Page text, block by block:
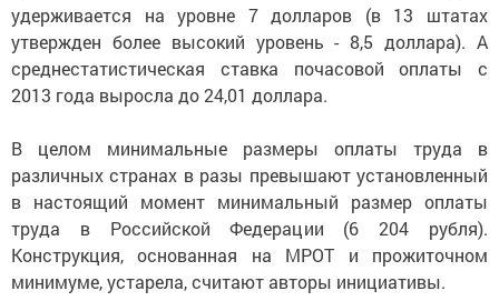
удерживается на уровне 7 долларов (в 13 штатах
утвержден более высокий уровень - 8,5 доллара). А
среднестатистическая ставка почасовой оплаты с
2013 года выросла до 24,01 доллара.
В целом минимальные размеры оплаты труда в
различных странах в разы превышают установленный
в настоящий момент минимальный размер оплаты
труда в Российской Федерации (6 204 рубля).
Конструкция, основанная на МРОТ и прожиточном
минимуме, устарела, считают авторы инициативы.